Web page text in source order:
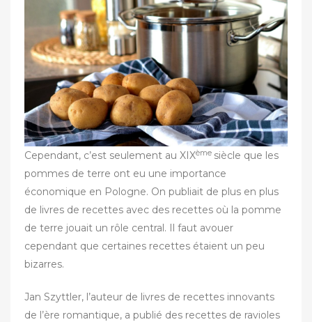
Cependant, c’est seulement au XIXème siècle que les
pommes de terre ont eu une importance
économique en Pologne. On publiait de plus en plus
de livres de recettes avec des recettes où la pomme
de terre jouait un rôle central. Il faut avouer
cependant que certaines recettes étaient un peu
bizarres.
Jan Szyttler, l’auteur de livres de recettes innovants
de l’ère romantique, a publié des recettes de ravioles